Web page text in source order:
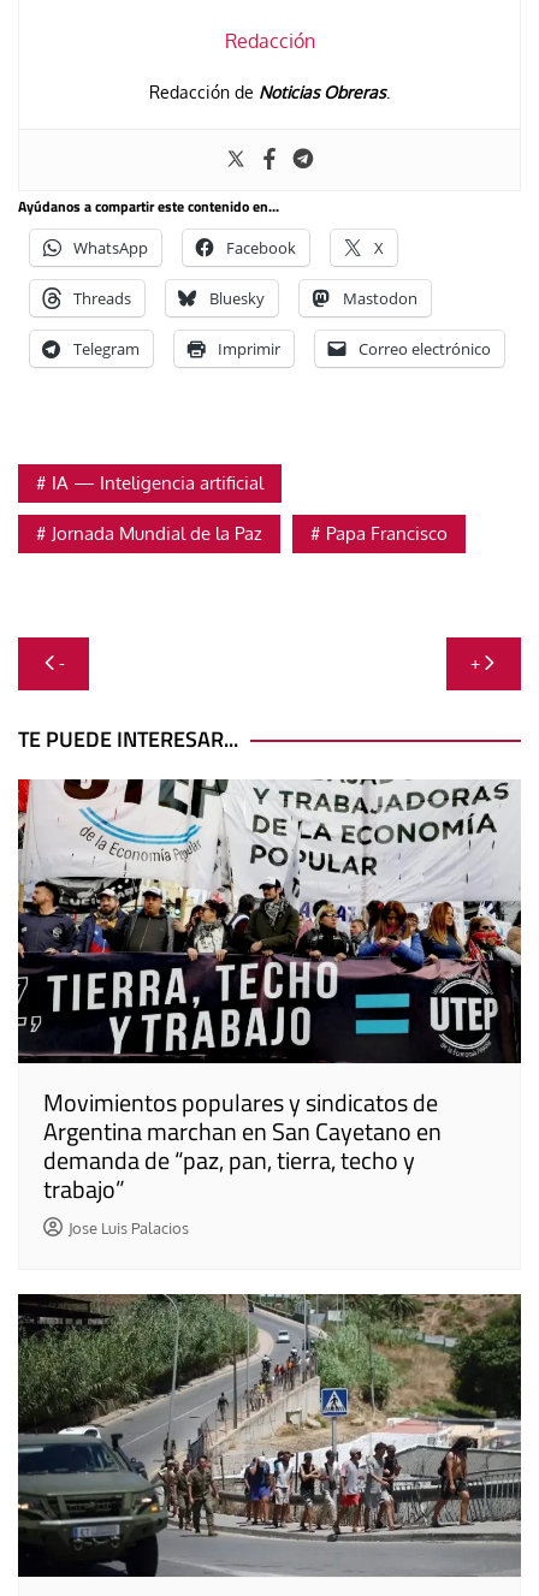
Redacción
Redacción de Noticias Obreras.
Ayúdanos a compartir este contenido en...
WhatsApp Facebook X
Threads Bluesky Mastodon
Telegram Imprimir Correo electrónico
IA — Inteligencia artificial
Jornada Mundial de la Paz Papa Francisco
Navegación
de
entradas
- +
TE PUEDE INTERESAR...
Movimientos populares y sindicatos de
Argentina marchan en San Cayetano en
demanda de “paz, pan, tierra, techo y
trabajo”
Jose Luis Palacios